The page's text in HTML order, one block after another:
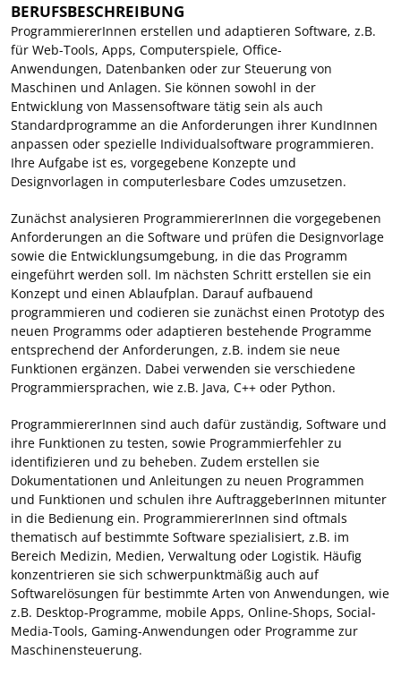
BERUFSBESCHREIBUNG
ProgrammiererInnen erstellen und adaptieren Software, z.B.
für Web-Tools, Apps, Computerspiele, Office-
Anwendungen, Datenbanken oder zur Steuerung von
Maschinen und Anlagen. Sie können sowohl in der
Entwicklung von Massensoftware tätig sein als auch
Standardprogramme an die Anforderungen ihrer KundInnen
anpassen oder spezielle Individualsoftware programmieren.
Ihre Aufgabe ist es, vorgegebene Konzepte und
Designvorlagen in computerlesbare Codes umzusetzen.
Zunächst analysieren ProgrammiererInnen die vorgegebenen
Anforderungen an die Software und prüfen die Designvorlage
sowie die Entwicklungsumgebung, in die das Programm
eingeführt werden soll. Im nächsten Schritt erstellen sie ein
Konzept und einen Ablaufplan. Darauf aufbauend
programmieren und codieren sie zunächst einen Prototyp des
neuen Programms oder adaptieren bestehende Programme
entsprechend der Anforderungen, z.B. indem sie neue
Funktionen ergänzen. Dabei verwenden sie verschiedene
Programmiersprachen, wie z.B. Java, C++ oder Python.
ProgrammiererInnen sind auch dafür zuständig, Software und
ihre Funktionen zu testen, sowie Programmierfehler zu
identifizieren und zu beheben. Zudem erstellen sie
Dokumentationen und Anleitungen zu neuen Programmen
und Funktionen und schulen ihre AuftraggeberInnen mitunter
in die Bedienung ein. ProgrammiererInnen sind oftmals
thematisch auf bestimmte Software spezialisiert, z.B. im
Bereich Medizin, Medien, Verwaltung oder Logistik. Häufig
konzentrieren sie sich schwerpunktmäßig auch auf
Softwarelösungen für bestimmte Arten von Anwendungen, wie
z.B. Desktop-Programme, mobile Apps, Online-Shops, Social-
Media-Tools, Gaming-Anwendungen oder Programme zur
Maschinensteuerung.